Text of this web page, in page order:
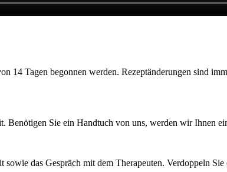
14 Tagen begonnen werden. Rezeptänderungen sind
Benötigen Sie ein Handtuch von uns, werden wir Ihnen
das Gespräch mit dem Therapeuten. Verdoppeln